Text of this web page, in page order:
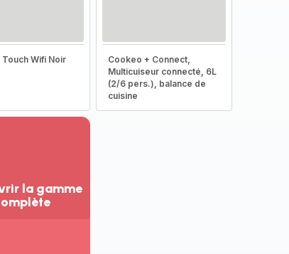
Wifi Noir
Cookeo + Connect,
Multicuiseur connecté, 6L
(2/6 pers.), balance de
cuisine
la gamme